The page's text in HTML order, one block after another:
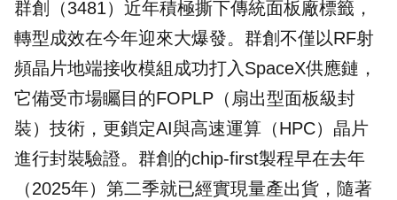
群創（3481）近年積極撕下傳統面板廠標籤，
轉型成效在今年迎來大爆發。群創不僅以RF射
頻晶片地端接收模組成功打入SpaceX供應鏈，
它備受市場矚目的FOPLP（扇出型面板級封
裝）技術，更鎖定AI與高速運算（HPC）晶片
進行封裝驗證。群創的chip-first製程早在去年
（2025年）第二季就已經實現量產出貨，隨著